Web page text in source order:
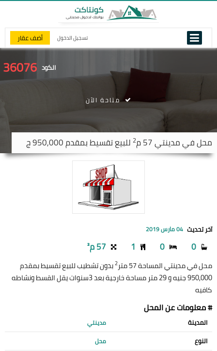
تسجيل الدخول أضف عقار
الكود 36076
محل فيمدينتي 2 للبيع تقسيط بمقدم 950,000 ج
متاحة الآن
آخر تحديث 04 مارس 2019
0
0
1 57 م²
محل في مدينتي المساحة 57 متر 2بدون تشطيب للبيع تقسيط بمقدم
950,000 جنيه و 29 متر مساحة خارجية بعد 3سنوات يقل القسط ونشاطه
كافيه
# معلومات عن المحل
المدينة مدينتي
النوع محل